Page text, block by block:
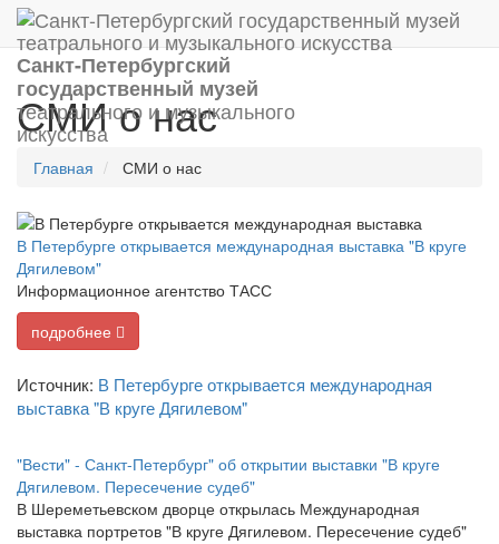
Санкт-Петербургский
государственный музей
театрального и музыкального
искусства
СМИ о нас
Главная СМИ о нас
В Петербурге открывается международная выставка "В круге
Дягилевом"
Информационное агентство ТАСС
подробнее
Источник: В Петербурге открывается международная
выставка "В круге Дягилевом"
"Вести" - Санкт-Петербург" об открытии выставки "В круге
Дягилевом. Пересечение судеб"
В Шереметьевском дворце открылась Международная
выставка портретов "В круге Дягилевом. Пересечение судеб"